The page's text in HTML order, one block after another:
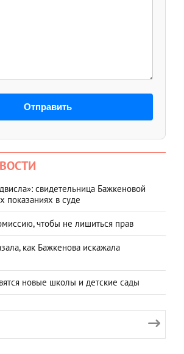
Отправить
свидетельница Бажкеновой
показаниях в суде
чтобы не лишиться прав
как Бажкенова искажала
новые школы и детские сады